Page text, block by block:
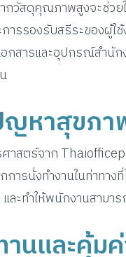
กวัสดุคุณภาพสูงจะช่วย
รองรับสรีระของผู้ใช้
สารและอุปกรณ์สำนั
ญหาสุขภา
าสตร์จาก
ารนั่งทำงานในท่าทา
ะทำให้พนักงานสามา
นและคุ้ม